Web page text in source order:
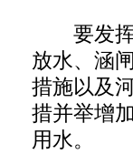
要发挥
放水、涵
措施以及
措并举增
用水。